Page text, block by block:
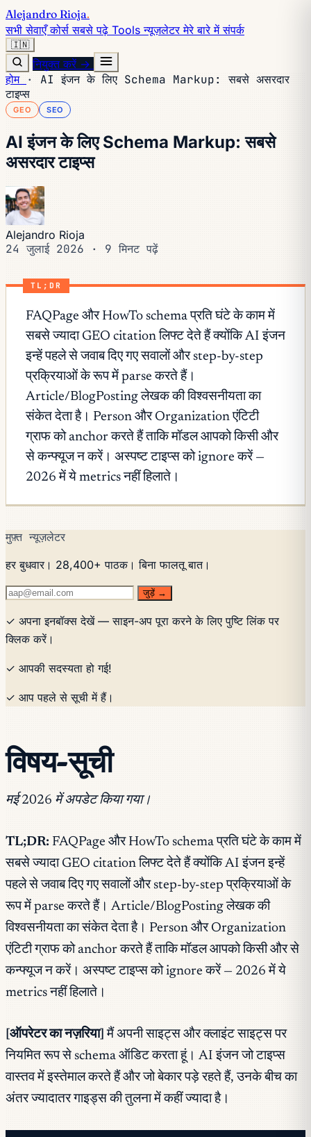
Alejandro Rioja.
सभी सेवाएँकोर्ससबसे पढ़े Toolsन्यूज़लेटरमेरे बारे मेंसंपर्क
🇮🇳
नियुक्त करें →
होम ·
AI इंजन के लिए Schema Markup: सबसे असरदार
टाइप्स
GEO SEO
AI इंजन के लिए Schema Markup: सबसे
असरदार टाइप्स
Alejandro Rioja
24 जुलाई 2026 · 9 मिनट पढ़ें
TL;DR
FAQPage और HowTo schema प्रति घंटे के काम में
सबसे ज्यादा GEO citation लिफ्ट देते हैं क्योंकि AI इंजन
इन्हें पहले से जवाब दिए गए सवालों और step-by-step
प्रक्रियाओं के रूप में parse करते हैं।
Article/BlogPosting लेखक की विश्वसनीयता का
संकेत देता है। Person और Organization एंटिटी
ग्राफ को anchor करते हैं ताकि मॉडल आपको किसी और
से कन्फ्यूज न करें। अस्पष्ट टाइप्स को ignore करें —
2026 में ये metrics नहीं हिलाते।
मुफ़्त न्यूज़लेटर
हर बुधवार। 28,400+ पाठक। बिना फालतू बात।
जुड़ें →
✓ अपना इनबॉक्स देखें — साइन-अप पूरा करने के लिए पुष्टि लिंक पर
क्लिक करें।
✓ आपकी सदस्यता हो गई!
✓ आप पहले से सूची में हैं।
विषय-सूची
मई 2026 में अपडेट किया गया।
TL;DR: FAQPage और HowTo schema प्रति घंटे के काम में
सबसे ज्यादा GEO citation लिफ्ट देते हैं क्योंकि AI इंजन इन्हें
पहले से जवाब दिए गए सवालों और step-by-step प्रक्रियाओं के
रूप में parse करते हैं। Article/BlogPosting लेखक की
विश्वसनीयता का संकेत देता है। Person और Organization
एंटिटी ग्राफ को anchor करते हैं ताकि मॉडल आपको किसी और से
कन्फ्यूज न करें। अस्पष्ट टाइप्स को ignore करें — 2026 में ये
metrics नहीं हिलाते।
[ऑपरेटर का नज़रिया] मैं अपनी साइट्स और क्लाइंट साइट्स पर
नियमित रूप से schema ऑडिट करता हूं। AI इंजन जो टाइप्स
वास्तव में इस्तेमाल करते हैं और जो बेकार पड़े रहते हैं, उनके बीच का
अंतर ज्यादातर गाइड्स की तुलना में कहीं ज्यादा है।